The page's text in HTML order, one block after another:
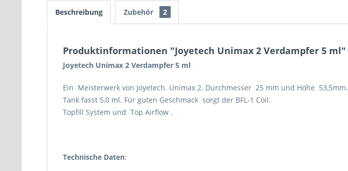
Beschreibung Zubehör 2
Produktinformationen "Joyetech Unimax 2 Verdampfer 5 ml"
Joyetech Unimax 2 Verdampfer 5 ml
Ein Meisterwerk von Joyetech. Unimax 2. Durchmesser 25 mm und Höhe 53,5mm.
Tank fasst 5,0 ml. Für guten Geschmack sorgt der BFL-1 Coil.
Topfill System und Top Airflow .
Technische Daten: